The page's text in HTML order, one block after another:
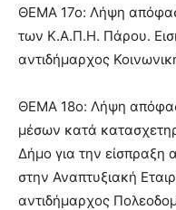
ΘΕΜΑ 17ο: Λήψη
των Κ.Α.Π.Η. Πάρου.
αντιδήμαρχος
ΘΕΜΑ 18ο: Λήψη
μέσων κατά
Δήμο για την
στην Αναπτυξιακή
αντιδήμαρχος